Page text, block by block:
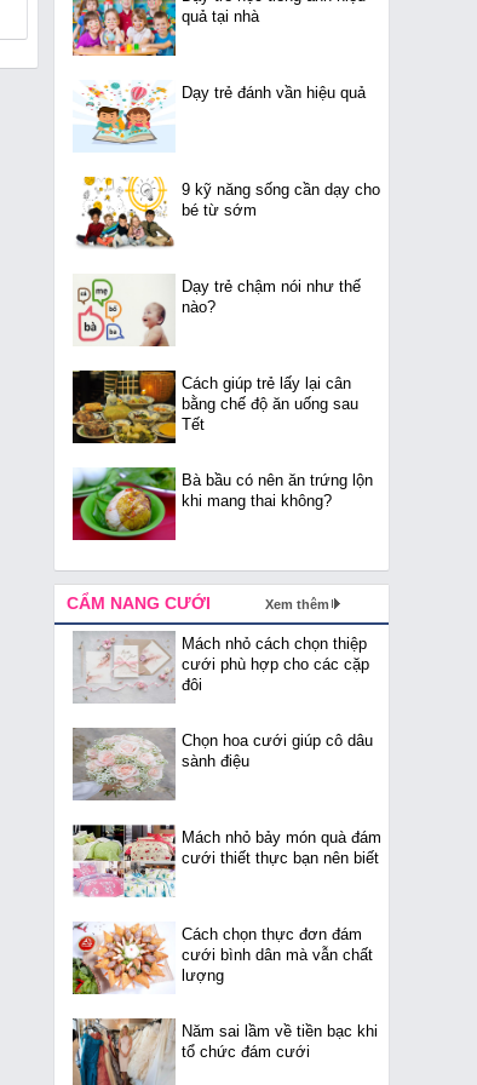
quả tại nhà
Dạy trẻ đánh vần hiệu quả
9 kỹ năng sống cần dạy cho
bé từ sớm
Dạy trẻ chậm nói như thế
nào?
Cách giúp trẻ lấy lại cân
bằng chế độ ăn uống sau
Tết
Bà bầu có nên ăn trứng lộn
khi mang thai không?
CẨM NANG CƯỚI Xem thêm
Mách nhỏ cách chọn thiệp
cưới phù hợp cho các cặp
đôi
Chọn hoa cưới giúp cô dâu
sành điệu
Mách nhỏ bảy món quà đám
cưới thiết thực bạn nên biết
Cách chọn thực đơn đám
cưới bình dân mà vẫn chất
lượng
Năm sai lầm về tiền bạc khi
tổ chức đám cưới